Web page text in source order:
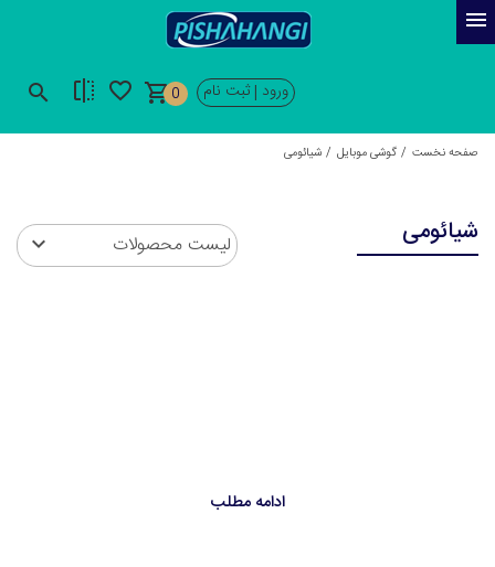
0 ورود |ثبت نام
صفحه نخست گوشی موبایل شیائومی
شیائومی لیست محصولات
ادامه مطلب